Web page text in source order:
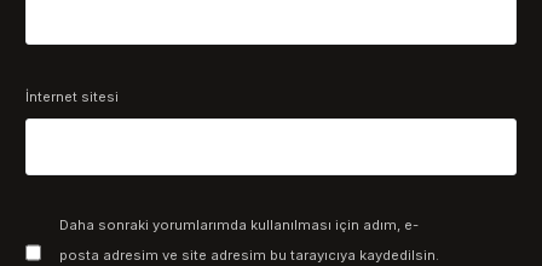
İnternet sitesi
Daha sonraki yorumlarımda kullanılması için adım, e-
posta adresim ve site adresim bu tarayıcıya kaydedilsin.